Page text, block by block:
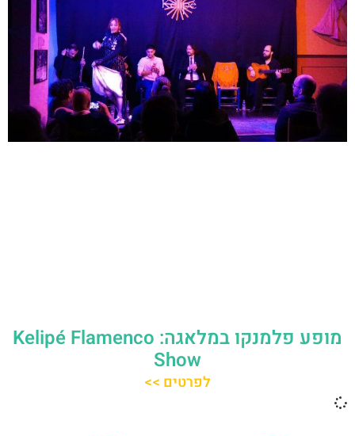
מופע פלמנקו במלאגה: Kelipé Flamenco
Show
לפרטים >>